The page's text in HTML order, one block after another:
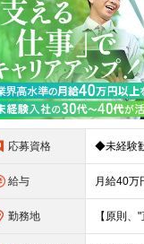
応募資格
給与
勤務地